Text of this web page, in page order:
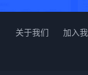
关于我们 加入